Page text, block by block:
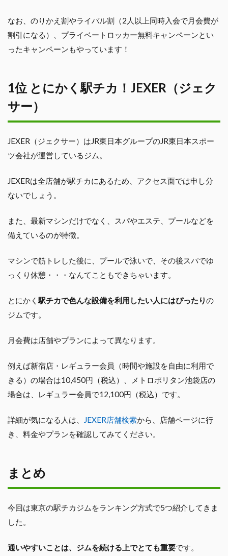
なお、のりかえ割やライバル割（2人以上同時入会で月会費が
割引になる）、プライベートロッカー無料キャンペーンとい
ったキャンペーンもやっています！
1位 とにかく駅チカ！JEXER（ジェク
サー）
JEXER（ジェクサー）はJR東日本グループのJR東日本スポー
ツ会社が運営しているジム。
JEXERは全店舗が駅チカにあるため、アクセス面では申し分
ないでしょう。
また、最新マシンだけでなく、スパやエステ、プールなどを
備えているのが特徴。
マシンで筋トレした後に、プールで泳いで、その後スパでゆ
っくり休憩・・・なんてこともできちゃいます。
とにかく 駅チカで色んな設備を利用したい人にはぴったりの
ジムです。
月会費は店舗やプランによって異なります。
例えば新宿店・レギュラー会員（時間や施設を自由に利用で
きる）の場合は10,450円（税込）、メトロポリタン池袋店の
場合は、レギュラー会員で12,100円（税込）です。
詳細が気になる人は、 JEXER店舗検索から、店舗ページに行
き、料金やプランを確認してみてください。
まとめ
今回は東京の駅チカジムをランキング方式で5つ紹介してきま
した。
通いやすいことは、ジムを続ける上でとても重要です。